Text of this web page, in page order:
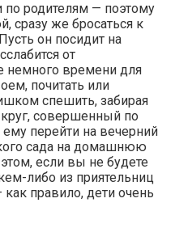
по родителям — поэтому
сразу же бросаться к
он посидит на
от
немного времени для
почитать или
спешить, забирая
совершенный по
перейти на вечерний
сада на домашнюю
если вы не будете
либо из приятельниц
правило, дети очень